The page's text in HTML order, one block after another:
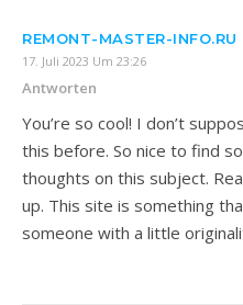
REMONT-MASTER-INFO.RU
17. Juli 2023 Um 23:26
Antworten
You’re so cool! I don’t
this before. So nice to find
thoughts on this subject.
up. This site is something
someone with a little